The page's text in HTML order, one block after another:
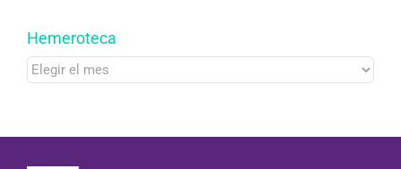
Hemeroteca
Hemeroteca